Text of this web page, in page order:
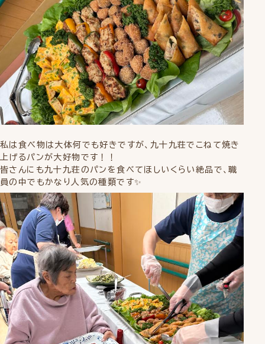
私は食べ物は大体何でも好きですが、九十九荘でこねて焼き
上げるパンが大好物です！！
皆さんにも九十九荘のパンを食べてほしいくらい絶品で、職
員の中でもかなり人気の種類です✨